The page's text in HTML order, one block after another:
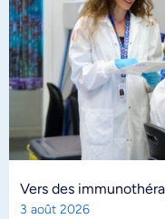
Vers des
3 août 2026